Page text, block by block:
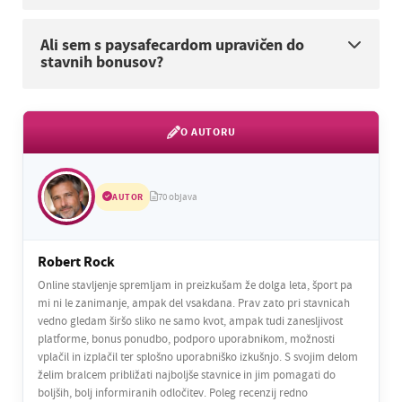
Ali sem s paysafecardom upravičen do
stavnih bonusov?
O AUTORU
AUTOR 70 objava
Robert Rock
Online stavljenje spremljam in preizkušam že dolga leta, šport pa
mi ni le zanimanje, ampak del vsakdana. Prav zato pri stavnicah
vedno gledam širšo sliko ne samo kvot, ampak tudi zanesljivost
platforme, bonus ponudbo, podporo uporabnikom, možnosti
vplačil in izplačil ter splošno uporabniško izkušnjo. S svojim delom
želim bralcem približati najboljše stavnice in jim pomagati do
boljših, bolj informiranih odločitev. Poleg recenzij redno